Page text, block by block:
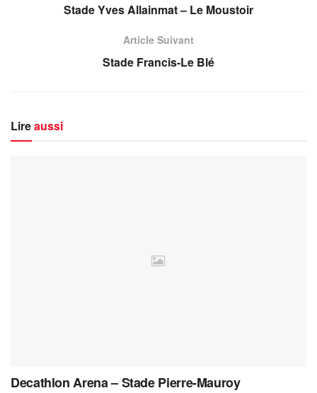
Stade Yves Allainmat – Le Moustoir
Article Suivant
Stade Francis-Le Blé
Lireaussi
Decathlon Arena – Stade Pierre-Mauroy